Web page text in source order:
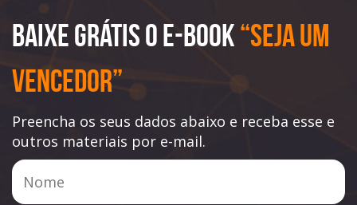
Baixe Grátis o e-book“Seja Um
Vencedor”
Preencha os seus dados abaixo e receba esse e
outros materiais por e-mail.